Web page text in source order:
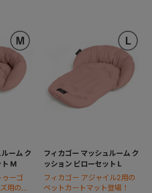
ーム ク
M
ゥーゴ
用のペ
フィカゴー マッシュルーム ク
ッション ピローセット L
フィカゴー アジャイル2用の
ペットカートマット登場！